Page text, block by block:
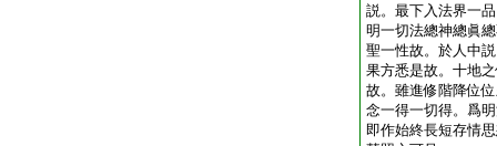
説。最下入法界一
明一切法總神總眞
聖一性故。於人中
果方悉是故。十地
故。雖進修階降位
念一得一切得。爲
即作始終長短存情